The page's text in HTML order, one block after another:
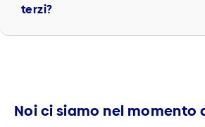
terzi?
Noi ci siamo nel momento